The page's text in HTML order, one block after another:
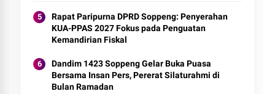
Rapat Paripurna DPRD Soppeng: Penyerahan
KUA-PPAS 2027 Fokus pada Penguatan
Kemandirian Fiskal
Dandim 1423 Soppeng Gelar Buka Puasa
Bersama Insan Pers, Pererat Silaturahmi di
Bulan Ramadan